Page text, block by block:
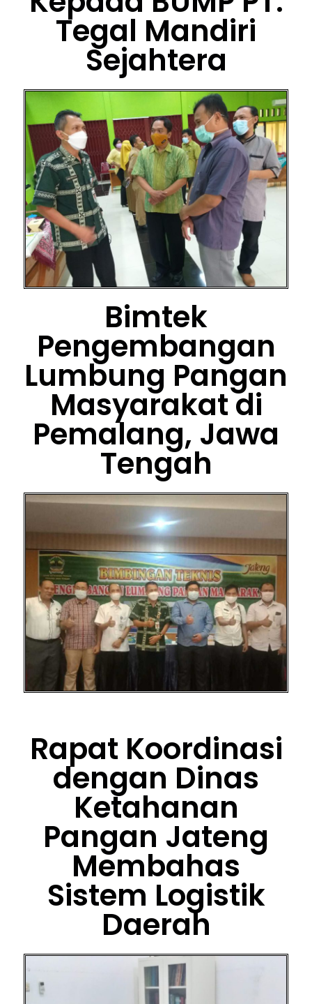
Tegal Mandiri
Sejahtera
Bimtek
Pengembangan
Lumbung Pangan
Masyarakat di
Pemalang, Jawa
Tengah
Rapat Koordinasi
dengan Dinas
Ketahanan
Pangan Jateng
Membahas
Sistem Logistik
Daerah